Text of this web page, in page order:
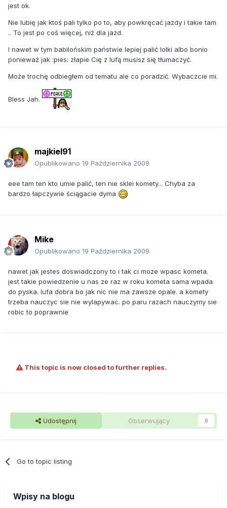
jest ok.
Nie lubię jak ktoś pali tylko po to, aby powkręcać jazdy i takie tam
.. To jest po coś więcej, niż dla jazd.
I nawet w tym babilońskim państwie lepiej palić lolki albo bonio
ponieważ jak :pies: złapie Cię z lufą musisz się tłumaczyć.
Może trochę odbiegłem od tematu ale co poradzić. Wybaczcie mi.
Bless Jah.
majkiel91
Opublikowano 19 Października 2009
eee tam ten kto umie palić, ten nie sklei komety... Chyba za
bardzo łapczywie ściągacie dyma
Mike
Opublikowano 19 Października 2009
nawet jak jestes doswiadczony to i tak ci moze wpasc kometa.
jest takie powiedzenie u nas ze raz w roku kometa sama wpada
do pyska. lufa dobra bo jak nic nie ma zawsze opale. a komety
trzeba nauczyc sie nie wylapywac. po paru razach nauczymy sie
robic to poprawnie
This topic is now closed to further replies.
Udostępnij Obserwujący 0
Go to topic listing
Wpisy na blogu